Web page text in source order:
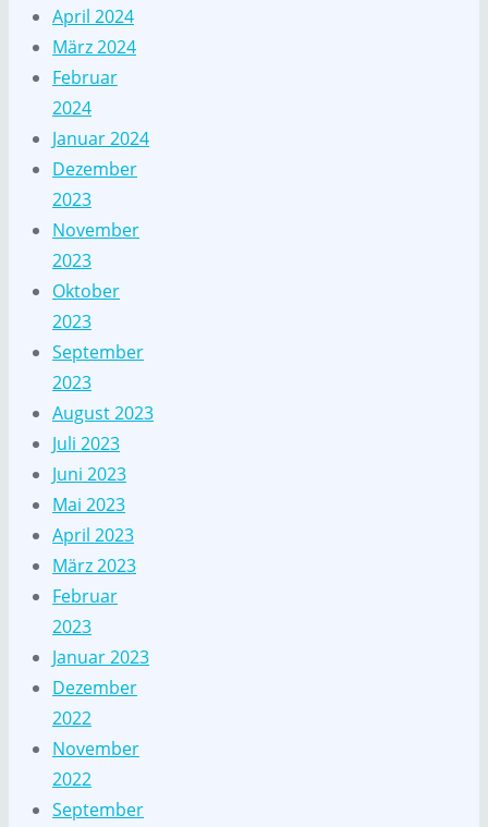
April 2024
März 2024
Februar
2024
Januar 2024
Dezember
2023
November
2023
Oktober
2023
September
2023
August 2023
Juli 2023
Juni 2023
Mai 2023
April 2023
März 2023
Februar
2023
Januar 2023
Dezember
2022
November
2022
September